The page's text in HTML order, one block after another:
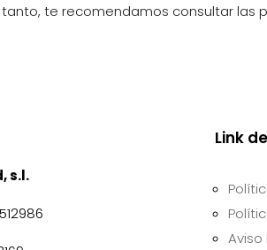
te recomendamos consultar
s.l.
Link
Aviso